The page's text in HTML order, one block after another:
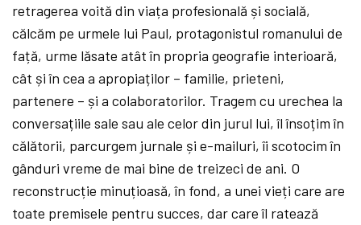
retragerea voită din viața profesională și socială,
călcăm pe urmele lui Paul, protagonistul romanului de
față, urme lăsate atât în propria geografie interioară,
cât și în cea a apropiaților – familie, prieteni,
partenere – și a colaboratorilor. Tragem cu urechea la
conversațiile sale sau ale celor din jurul lui, îl însoțim în
călătorii, parcurgem jurnale și e-mailuri, îi scotocim în
gânduri vreme de mai bine de treizeci de ani. O
reconstrucție minuțioasă, în fond, a unei vieți care are
toate premisele pentru succes, dar care îl ratează